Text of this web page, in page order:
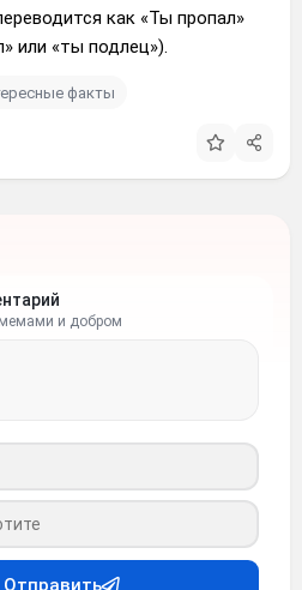
как «Ты пропал»
или «ты подлец»).
факты
и добром
Отправить